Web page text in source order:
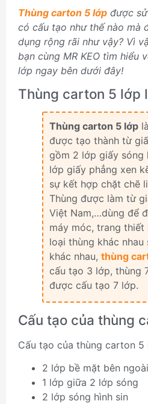
Thùng carton 5 lớp được
có cấu tạo như thế nào mà
dụng rộng rãi như vậy? Vì
bạn cùng MR KEO tìm hiểu
lớp ngay bên dưới đây!
Thùng carton 5 lớp
Thùng carton 5 lớp
được tạo thành từ
gồm 2 lớp giấy sóng
lớp giấy phẳng xen
sự kết hợp chặt chẽ
Thùng được làm từ
Việt Nam,…dùng để
máy móc, trang
loại thùng khác nhau
khác nhau, thùng
cấu tạo 3 lớp, thùng
được cấu tạo 7 lớp.
Cấu tạo của thùng
Cấu tạo của thùng carton 5
2 lớp bề mặt bên ngoài
1 lớp giữa 2 lớp sóng
2 lớp sóng hình sin